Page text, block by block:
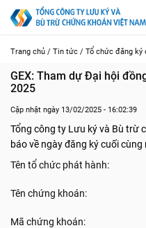
Trang chủ / Tin tức / Tổ chức đăng ký
GEX: Tham dự Đại hội
2025
Cập nhật ngày 13/02/2025 - 16:02:39
Tổng công ty Lưu ký và Bù trừ
báo về ngày đăng ký cuối cùng
Tên tổ chức phát hành:
Tên chứng khoán:
Mã chứng khoán: